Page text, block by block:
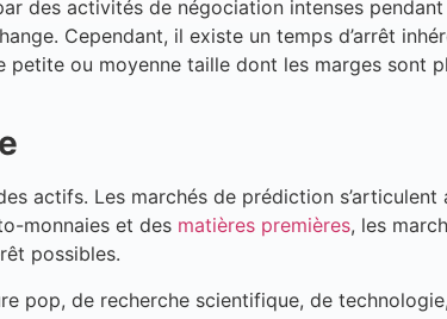
des activités de négociation intenses
Cependant, il existe un temps d’arrêt
ou moyenne taille dont les marges sont
actifs. Les marchés de prédiction
monnaies et des matières premières, les
possibles.
pop, de recherche scientifique, de